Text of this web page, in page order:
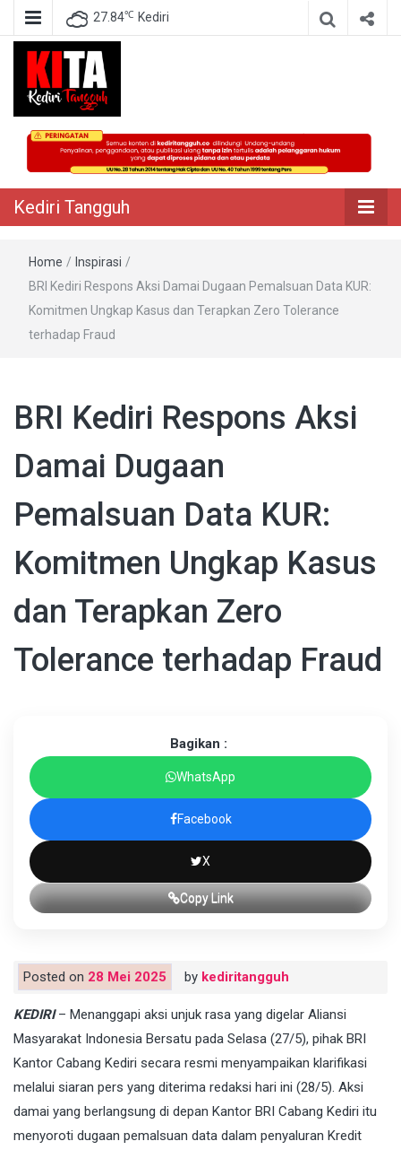
27.84℃ Kediri
Kediri Tangguh
Berita Akurat Terpercaya
Kediri Tangguh
Home / Inspirasi /
BRI Kediri Respons Aksi Damai Dugaan Pemalsuan Data KUR:
Komitmen Ungkap Kasus dan Terapkan Zero Tolerance
terhadap Fraud
BRI Kediri Respons Aksi
Damai Dugaan
Pemalsuan Data KUR:
Komitmen Ungkap Kasus
dan Terapkan Zero
Tolerance terhadap Fraud
Bagikan :
WhatsApp
Facebook
X
Copy Link
Posted on 28 Mei 2025 by kediritangguh
KEDIRI– Menanggapi aksi unjuk rasa yang digelar Aliansi
Masyarakat Indonesia Bersatu pada Selasa (27/5), pihak BRI
Kantor Cabang Kediri secara resmi menyampaikan klarifikasi
melalui siaran pers yang diterima redaksi hari ini (28/5). Aksi
damai yang berlangsung di depan Kantor BRI Cabang Kediri itu
menyoroti dugaan pemalsuan data dalam penyaluran Kredit